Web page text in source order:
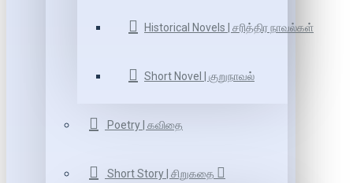
Historical Novels | சரித்திர நாவல்கள்
Short Novel | குறுநாவல்
Poetry | கவிதை
Short Story | சிறுகதை